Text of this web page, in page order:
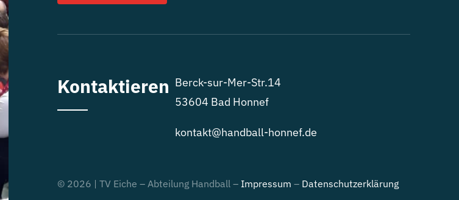
Kontaktieren Berck-sur-Mer-Str.14
53604 Bad Honnef
kontakt@handball-honnef.de
© 2026 | TV Eiche – Abteilung Handball – Impressum – Datenschutzerklärung